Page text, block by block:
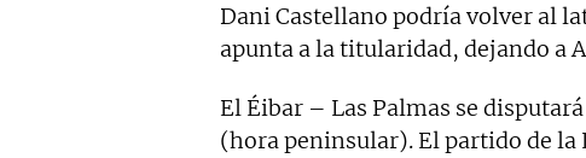
Dani Castellano podría volver al
apunta a la titularidad, dejando a
El Éibar – Las Palmas se
(hora peninsular). El partido de la